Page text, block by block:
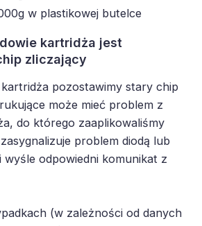
w plastikowej butelce
kartridża jest
zliczający
pozostawimy stary chip
może mieć problem z
do którego zaaplikowaliśmy
problem diodą lub
odpowiedni komunikat z
(w zależności od danych